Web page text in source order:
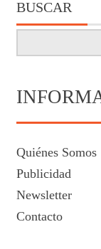
BUSCAR
Quiénes Somos
Publicidad
Newsletter
Contacto